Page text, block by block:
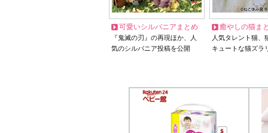
可愛いシルバニアまとめ
『鬼滅の刃』の再現ほか、人
気のシルバニア投稿を公開
癒やしの猫ま
人気タレント猫
キュートな猫ズラ